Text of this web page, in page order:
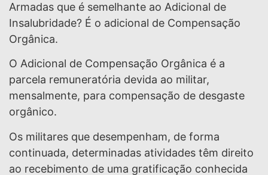
Armadas que é semelhante ao Adicional de
Insalubridade? É o adicional de Compensação
Orgânica.
O Adicional de Compensação Orgânica é a
parcela remuneratória devida ao militar,
mensalmente, para compensação de desgaste
orgânico.
Os militares que desempenham, de forma
continuada, determinadas atividades têm direito
ao recebimento de uma gratificação conhecida